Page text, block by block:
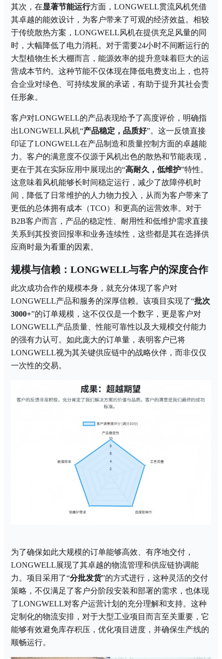
其次，在显著节能运行方面，LONGWELL贯流风机凭借
其卓越的能效设计，为客户带来了可观的经济效益。相较
于传统散热方案，LONGWELL风机在提供充足风量的同
时，大幅降低了电力消耗。对于需要24小时不间断运行的
大型植物生长大棚而言，能源效率的提升意味着巨大的运
营成本节约。这种节能不仅体现在降低电费支出上，也符
合企业对绿色、可持续发展的承诺，有助于提升其社会责
任形象。
客户对LONGWELL的产品表现给予了高度评价，明确指
出LONGWELL风机“产品稳定，品质好”。这一反馈直接
印证了LONGWELL在产品制造和质量控制方面的卓越能
力。客户的满意度不仅源于风机出色的散热和节能表现，
更在于其在实际应用中展现出的“高耐久，低维护”特性。
这意味着风机能够长时间稳定运行，减少了故障停机时
间，降低了日常维护的人力物力投入，从而为客户带来了
更低的总体拥有成本（TCO）和更高的运营效率。对于
B2B客户而言，产品的稳定性、耐用性和低维护需求直接
关系到其投资回报率和业务连续性，这些都是其在选择供
应商时最为看重的因素。
规模与信赖：LONGWELL与客户的深度合作
此次成功合作的规模本身，就充分体现了客户对
LONGWELL产品和服务的深厚信赖。该项目实现了“批次
3000+”的订单规模，这不仅仅是一个数字，更是客户对
LONGWELL产品质量、性能可靠性以及大规模交付能力
的强有力认可。如此庞大的订单量，表明客户已将
LONGWELL视为其关键供应链中的战略伙伴，而非仅仅
一次性的交易。
为了确保如此大规模的订单能够高效、有序地交付，
LONGWELL展现了其卓越的物流管理和供应链协调能
力。项目采用了“分批发货”的方式进行，这种灵活的交付
策略，不仅满足了客户分阶段安装和部署的需求，也体现
了LONGWELL对客户运营计划的充分理解和支持。这种
定制化的物流安排，对于大型工业项目而言至关重要，它
能够有效避免库存积压，优化项目进度，并确保生产线的
顺畅运行。